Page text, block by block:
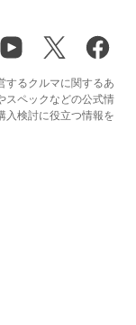
するクルマに関するあ
スペックなどの公式情
入検討に役立つ情報を